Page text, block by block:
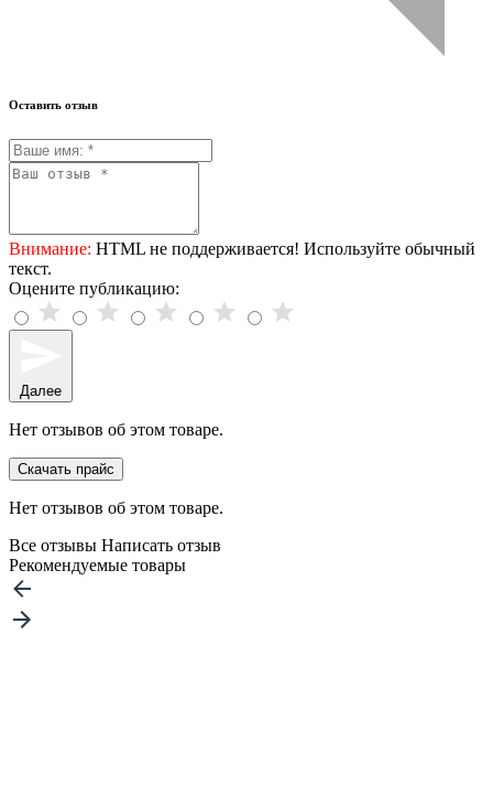
Оставить отзыв
Внимание: HTML не поддерживается! Используйте обычный
текст.
Оцените публикацию:
Далее
Нет отзывов об этом товаре.
Скачать прайс
Нет отзывов об этом товаре.
Все отзывы Написать отзыв
Рекомендуемые товары